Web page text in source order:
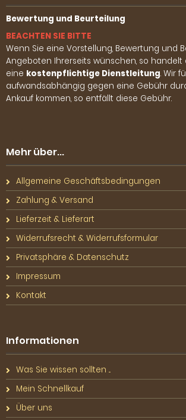
Bewertung und Beurteilung
BEACHTEN SIE BITTE
Wenn Sie eine Vorstellung, Bewertung und
Angeboten Ihrerseits wünschen, so handelt
eine kostenpflichtige Dienstleitung. Wir
aufwandsabhängig gegen eine Gebühr
Ankauf kommen, so entfällt diese Gebühr.
Mehr über...
Allgemeine Geschäftsbedingungen
Zahlung & Versand
Lieferzeit & Lieferart
Widerrufsrecht & Widerrufsformular
Privatsphäre & Datenschutz
Impressum
Kontakt
Informationen
Was Sie wissen sollten ...
Mein Schnellkauf
Über uns